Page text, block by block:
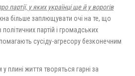
партії, у яких українці ще й у ворогів
більше заплющувати очі на те, що
політичних партій і громадських
сусіду-агресору безконечним
плині життя творяться гарні за